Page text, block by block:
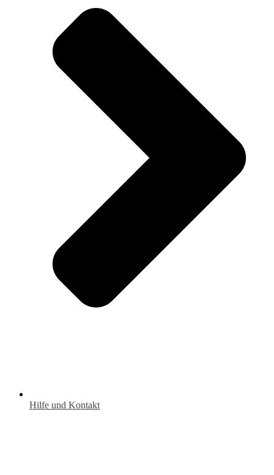
Hilfe und Kontakt